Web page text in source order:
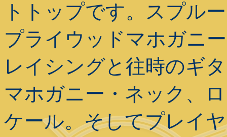
トトップです。スプル
プライウッドマホガニ
レイシングと往時のギ
マホガニー・ネック、
ケール。そしてプレイ